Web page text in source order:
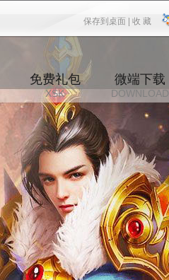
保存到桌面 |
保存到桌面 收 藏
收 藏
免费礼包
XSK
微端下载
DOWNLOAD